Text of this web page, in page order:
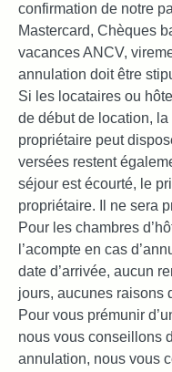
confirmation de notre
Mastercard, Chèques
vacances ANCV,
annulation doit être
Si les locataires ou
de début de location,
propriétaire peut
versées restent
séjour est écourté, le
propriétaire. Il ne sera
Pour les chambres
l’acompte en cas
date d’arrivée, aucun
jours, aucunes raisons
Pour vous prémunir
nous vous conseillons
annulation, nous vous